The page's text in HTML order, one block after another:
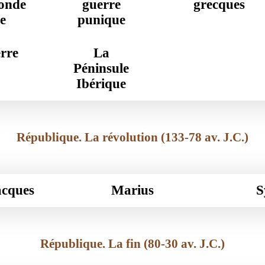
guerre
punique
grecques
La
Péninsule
Ibérique
République. La révolution (133-78 av. J.C.)
Marius
République. La fin (80-30 av. J.C.)